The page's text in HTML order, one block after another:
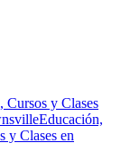
Cursos y Clases
Educación,
y Clases en